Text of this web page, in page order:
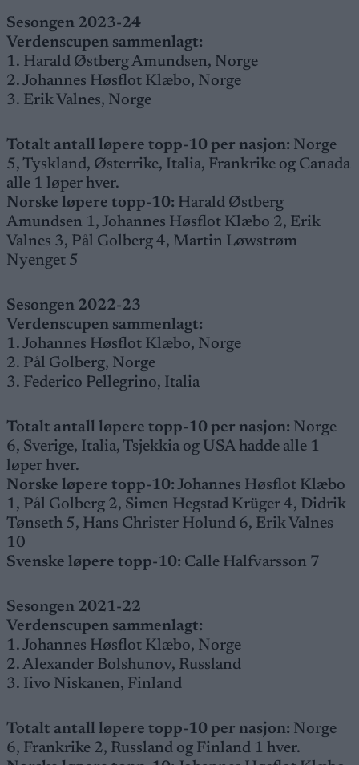
Sesongen 2023-24
Verdenscupen sammenlagt:
1. Harald Østberg Amundsen, Norge
2. Johannes Høsflot Klæbo, Norge
3. Erik Valnes, Norge
Totalt antall løpere topp-10 per nasjon: Norge
5, Tyskland, Østerrike, Italia, Frankrike og Canada
alle 1 løper hver.
Norske løpere topp-10: Harald Østberg
Amundsen 1, Johannes Høsflot Klæbo 2, Erik
Valnes 3, Pål Golberg 4, Martin Løwstrøm
Nyenget 5
Sesongen 2022-23
Verdenscupen sammenlagt:
1. Johannes Høsflot Klæbo, Norge
2. Pål Golberg, Norge
3. Federico Pellegrino, Italia
Totalt antall løpere topp-10 per nasjon: Norge
6, Sverige, Italia, Tsjekkia og USA hadde alle 1
løper hver.
Norske løpere topp-10: Johannes Høsflot Klæbo
1, Pål Golberg 2, Simen Hegstad Krüger 4, Didrik
Tønseth 5, Hans Christer Holund 6, Erik Valnes
10
Svenske løpere topp-10: Calle Halfvarsson 7
Sesongen 2021-22
Verdenscupen sammenlagt:
1. Johannes Høsflot Klæbo, Norge
2. Alexander Bolshunov, Russland
3. Iivo Niskanen, Finland
Totalt antall løpere topp-10 per nasjon: Norge
6, Frankrike 2, Russland og Finland 1 hver.